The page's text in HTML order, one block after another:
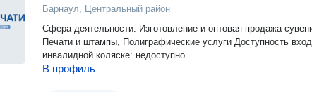
Барнаул, Центральный район
Сфера деятельности: Изготовление и оптовая продажа
Печати и штампы, Полиграфические услуги Доступность входа на
инвалидной коляске: недоступно
В профиль